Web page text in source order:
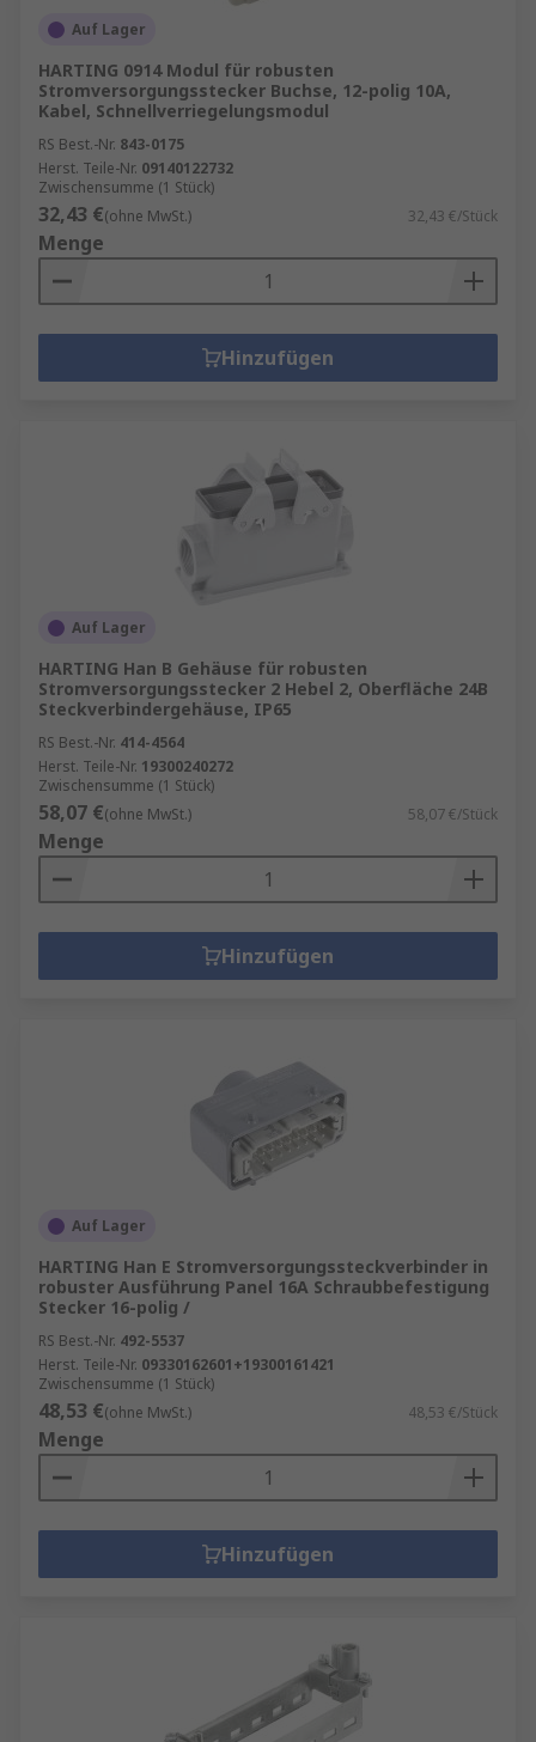
Auf Lager
HARTING 0914 Modul für robusten
Stromversorgungsstecker Buchse, 12-polig 10A,
Kabel, Schnellverriegelungsmodul
RS Best.-Nr. 843-0175
Herst. Teile-Nr. 09140122732
Zwischensumme (1 Stück)
32,43 €(ohne MwSt.) 32,43 €/Stück
Menge
Hinzufügen
Auf Lager
HARTING Han B Gehäuse für robusten
Stromversorgungsstecker 2 Hebel 2, Oberfläche 24B
Steckverbindergehäuse, IP65
RS Best.-Nr. 414-4564
Herst. Teile-Nr. 19300240272
Zwischensumme (1 Stück)
58,07 €(ohne MwSt.) 58,07 €/Stück
Menge
Hinzufügen
Auf Lager
HARTING Han E Stromversorgungssteckverbinder in
robuster Ausführung Panel 16A Schraubbefestigung
Stecker 16-polig /
RS Best.-Nr. 492-5537
Herst. Teile-Nr. 09330162601+19300161421
Zwischensumme (1 Stück)
48,53 €(ohne MwSt.) 48,53 €/Stück
Menge
Hinzufügen